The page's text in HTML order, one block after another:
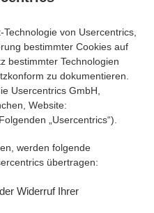
von Usercentrics,
bestimmter Cookies auf
bestimmter Technologien
zu dokumentieren.
Usercentrics GmbH,
Website:
„Usercentrics“).
werden folgende
übertragen:
Widerruf Ihrer